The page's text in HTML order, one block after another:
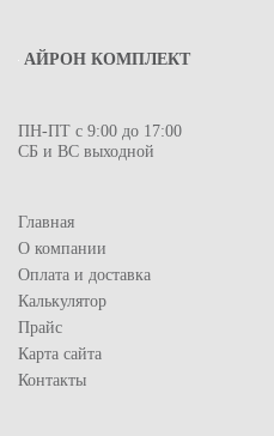
АЙРОН КОМПЛЕКТ
ПН-ПТ с 9:00 до 17:00
СБ и ВС выходной
Главная
О компании
Оплата и доставка
Калькулятор
Прайс
Карта сайта
Контакты